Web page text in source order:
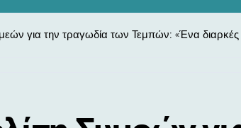
για την τραγωδία των Τεμπών: «Ένα